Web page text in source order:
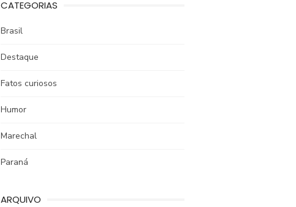
CATEGORIAS
Brasil
Destaque
Fatos curiosos
Humor
Marechal
Paraná
ARQUIVO